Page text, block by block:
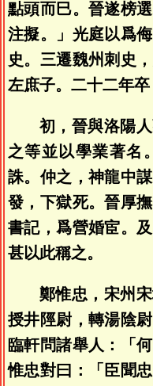
點頭而巳。晉遂榜
注擬。」光庭以爲
史。三遷魏州刺史
左庶子。二十二年卒
初，晉與洛陽
之等並以學業著名
誅。仲之，神龍中
發，下獄死。晉厚
書記，爲營婚宦。
甚以此稱之。
鄭惟忠，宋州
授井陘尉，轉湯陰
臨軒問諸舉人：「
惟忠對曰：「臣聞